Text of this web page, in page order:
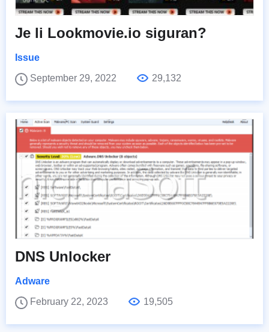
Je li Lookmovie.io siguran?
Issue
September 29, 2022
29,132
DNS Unlocker
Adware
February 22, 2023
19,505